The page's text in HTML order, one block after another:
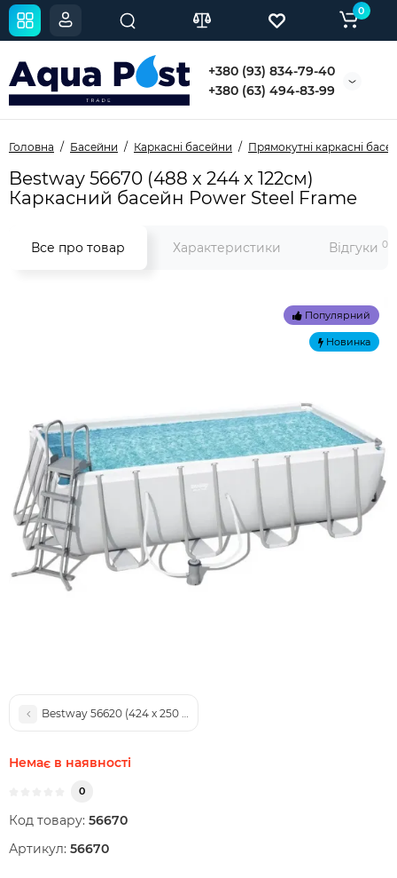
+380 (93) 834-79-40
+380 (63) 494-83-99
0
Головна Басейни Каркасні басейни Прямокутні каркасні
Bestway 56670 (488 x 244 x 122см)
Каркасний басейн Power Steel Frame
Все про товар Характеристики Відгуки 0
Популярний
Новинка
Bestway 56620 (424 x 250 x 100см) Каркасний басейн Ultra
Немає в наявності
0
Код товару: 56670
Артикул: 56670